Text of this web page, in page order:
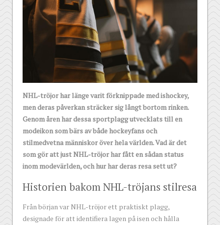
NHL-tröjor har länge varit förknippade med ishockey,
men deras påverkan sträcker sig långt bortom rinken.
Genom åren har dessa sportplagg utvecklats till en
modeikon som bärs av både hockeyfans och
stilmedvetna människor över hela världen. Vad är det
som gör att just NHL-tröjor har fått en sådan status
inom modevärlden, och hur har deras resa sett ut?
Historien bakom NHL-tröjans stilresa
Från början var NHL-tröjor ett praktiskt plagg,
designade för att identifiera lagen på isen och hålla